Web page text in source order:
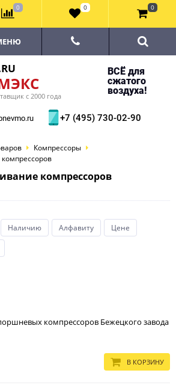
с 2000 года
ВСЁ для
сжатого
воздуха!
+7 (495) 730-02-90
Компрессоры
компрессоров
Наличию Алфавиту
Цене
компрессоров Бежецкого завода
В КОРЗИНУ
0 0 0